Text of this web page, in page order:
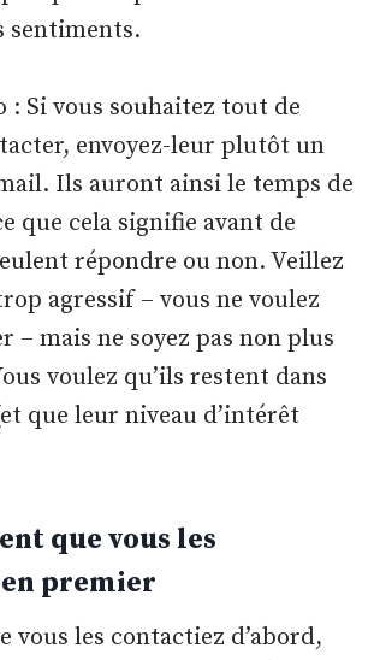
sentiments.
: Si vous souhaitez tout de
envoyez-leur plutôt un
Ils auront ainsi le temps de
que cela signifie avant de
répondre ou non. Veillez
agressif – vous ne voulez
– mais ne soyez pas non plus
voulez qu’ils restent dans
que leur niveau d’intérêt
que vous les
premier
vous les contactiez d’abord,